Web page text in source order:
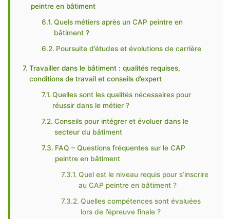
peintre en bâtiment
Quels métiers après un CAP peintre en
bâtiment ?
Poursuite d’études et évolutions de carrière
Travailler dans le bâtiment : qualités requises,
conditions de travail et conseils d’expert
Quelles sont les qualités nécessaires pour
réussir dans le métier ?
Conseils pour intégrer et évoluer dans le
secteur du bâtiment
FAQ – Questions fréquentes sur le CAP
peintre en bâtiment
Quel est le niveau requis pour s’inscrire
au CAP peintre en bâtiment ?
Quelles compétences sont évaluées
lors de l’épreuve finale ?